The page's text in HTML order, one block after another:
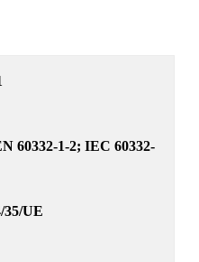
60332-1-2; IEC 60332-
35/UE